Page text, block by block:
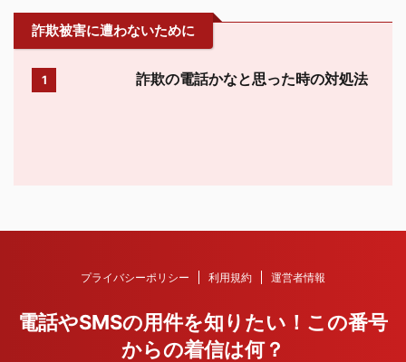
詐欺被害に遭わないために
1 詐欺の電話かなと思った時の対処法
プライバシーポリシー 利用規約 運営者情報
電話やSMSの用件を知りたい！この番号
からの着信は何？